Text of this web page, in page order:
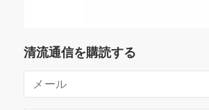
清流通信を購読する